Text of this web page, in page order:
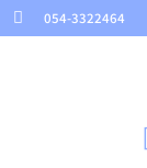
 054-3322464